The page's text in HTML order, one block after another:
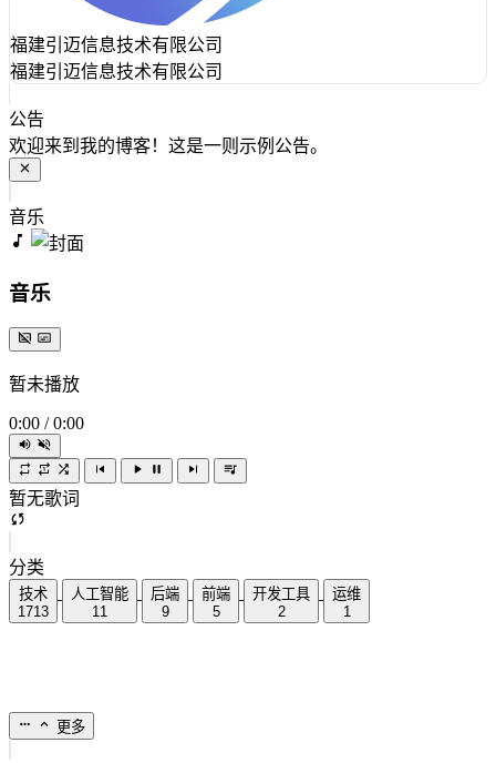
福建引迈信息技术有限公司
福建引迈信息技术有限公司
公告
欢迎来到我的博客！这是一则示例公告。
音乐
音乐
暂未播放
0:00 / 0:00
暂无歌词
分类
技术
1713
人工智能
11
后端
9
前端
5
开发工具
2
运维
1
更多